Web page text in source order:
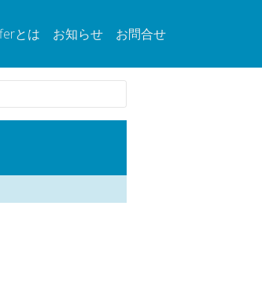
とは お知らせ お問合せ